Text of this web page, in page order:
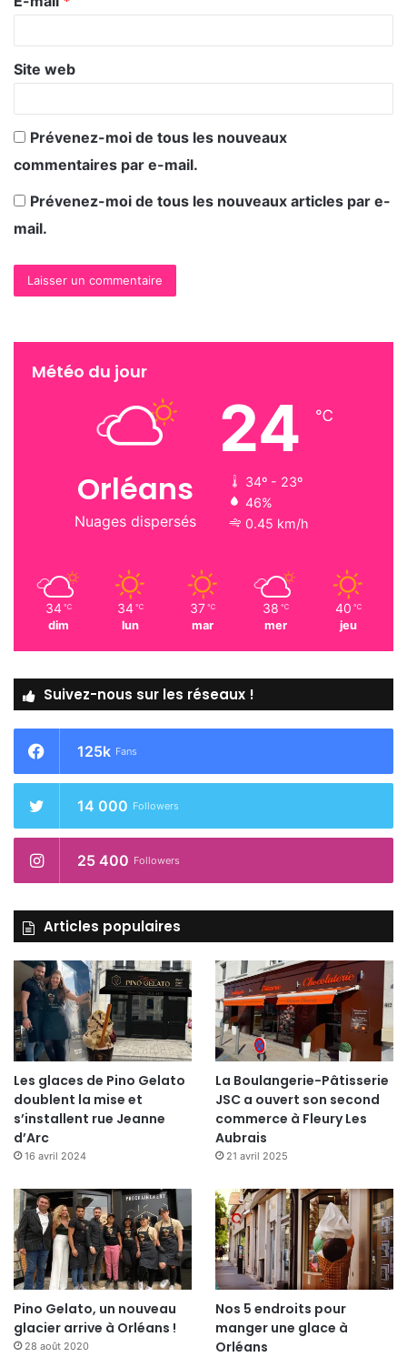
e
*
Site web
Prévenez-moi de tous les nouveaux
commentaires par e-mail.
Prévenez-moi de tous les nouveaux articles par e-
mail.
Météo du jour
Orléans
Nuages dispersés
24 ℃
34º - 23º
46%
0.45 km/h
34 ℃
dim
34 ℃
lun
37 ℃
mar
38 ℃
mer
40 ℃
jeu
Suivez-nous sur les réseaux !
125k Fans
14 000 Followers
25 400 Followers
Articles populaires
Les glaces de Pino Gelato
doublent la mise et
s’installent rue Jeanne
d’Arc
16 avril 2024
La Boulangerie-Pâtisserie
JSC a ouvert son second
commerce à Fleury Les
Aubrais
21 avril 2025
Pino Gelato, un nouveau
glacier arrive à Orléans !
28 août 2020
Nos 5 endroits pour
manger une glace à
Orléans